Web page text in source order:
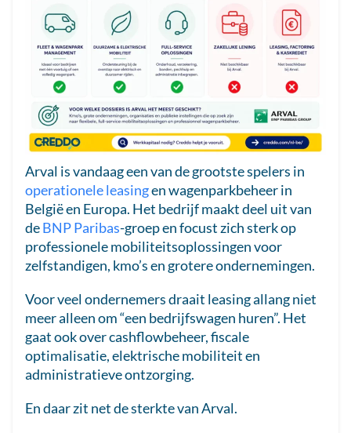
Arval is vandaag een van de grootste spelers in
operationele leasingen wagenparkbeheer in
België en Europa. Het bedrijf maakt deel uit van
deBNP Paribas-groep en focust zich sterk op
professionele mobiliteitsoplossingen voor
zelfstandigen, kmo’s en grotere ondernemingen.
Voor veel ondernemers draait leasing allang niet
meer alleen om “een bedrijfswagen huren”. Het
gaat ook over cashflowbeheer, fiscale
optimalisatie, elektrische mobiliteit en
administratieve ontzorging.
En daar zit net de sterkte van Arval.